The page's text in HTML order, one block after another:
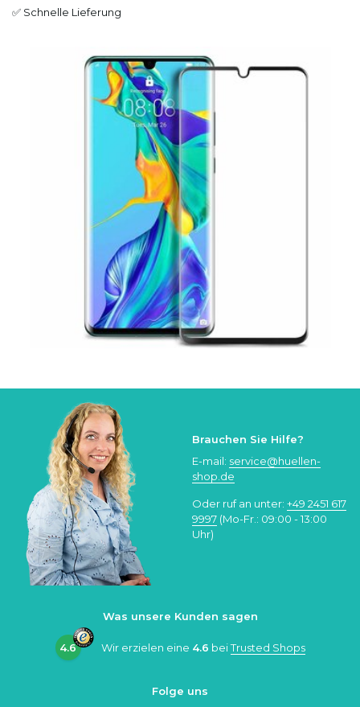
✅ Schnelle Lieferung
Brauchen Sie Hilfe?
E-mail: service@huellen-
shop.de
Oder ruf an unter: +49 2451 617
9997 (Mo-Fr.: 09:00 - 13:00
Uhr)
Was unsere Kunden sagen
4.6 Wir erzielen eine 4.6 beiTrusted Shops
Folge uns